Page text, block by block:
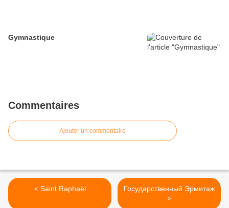
Gymnastique
Commentaires
Ajouter un commentaire
< Saint Raphaël
Государственный Эрмитаж
>